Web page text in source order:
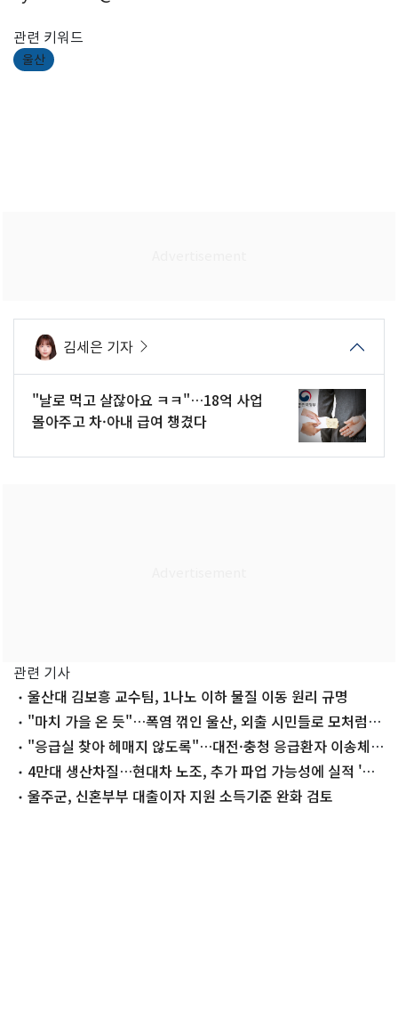
관련 키워드
울산
김세은 기자
"날로 먹고 살잖아요 ㅋㅋ"…18억 사업
몰아주고 차·아내 급여 챙겼다
관련 기사
울산대 김보흥 교수팀, 1나노 이하 물질 이동 원리 규명
"마치 가을 온 듯"…폭염 꺾인 울산, 외출 시민들로 모처럼
'활기'
"응급실 찾아 헤매지 않도록"…대전·충청 응급환자 이송체
계 점검
4만대 생산차질…현대차 노조, 추가 파업 가능성에 실적 '빨
간불'
울주군, 신혼부부 대출이자 지원 소득기준 완화 검토